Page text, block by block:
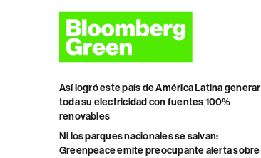
Así logró este país de América Latina generar
toda su electricidad con fuentes 100%
renovables
Ni los parques nacionales se salvan:
Greenpeace emite preocupante alerta sobre